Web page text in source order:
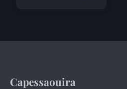
Capessaouira